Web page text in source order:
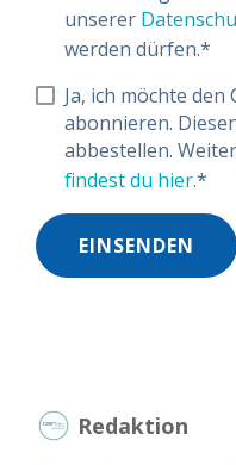
unserer
werden dürfen.*
Ja, ich möchte
abonnieren.
abbestellen.
findest du hier.*
Redaktion